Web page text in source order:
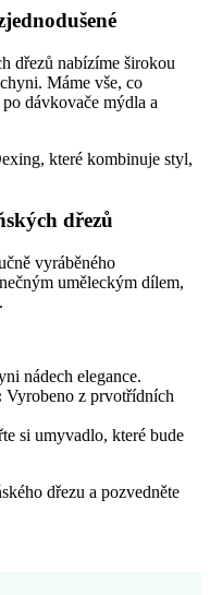
dřezů nabízíme širokou
Máme vše, co
dávkovače mýdla a
které kombinuje styl,
dřezů
vyráběného
uměleckým dílem,
nádech elegance.
Vyrobeno z prvotřídních
si umyvadlo, které bude
dřezu a pozvedněte